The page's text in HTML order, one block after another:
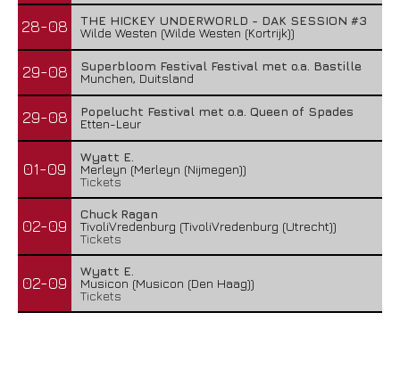
28-08
THE HICKEY UNDERWORLD - DAK SESSION #3
Wilde Westen (Wilde Westen (Kortrijk))
29-08
Superbloom Festival Festival met o.a. Bastille
Munchen, Duitsland
29-08
Popelucht Festival met o.a. Queen of Spades
Etten-Leur
01-09
Wyatt E.
Merleyn (Merleyn (Nijmegen))
Tickets
02-09
Chuck Ragan
TivoliVredenburg (TivoliVredenburg (Utrecht))
Tickets
02-09
Wyatt E.
Musicon (Musicon (Den Haag))
Tickets